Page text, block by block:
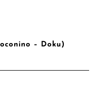
– Doku)